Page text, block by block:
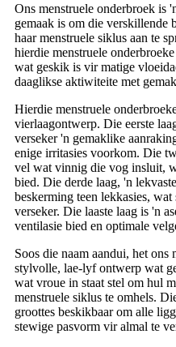
Ons menstruele onderbroek is
gemaak is om die verskillende
haar menstruele siklus aan te
hierdie menstruele
wat geskik is vir matige
daaglikse aktiwiteite met
Hierdie menstruele
vierlaagontwerp. Die eerste
verseker 'n gemaklike
enige irritasies voorkom. Die
vel wat vinnig die vog insluit,
bied. Die derde laag, 'n
beskerming teen lekkasies,
verseker. Die laaste laag is 'n
ventilasie bied en optimale
Soos die naam aandui, het ons
stylvolle, lae-lyf ontwerp wat
wat vroue in staat stel om hul
menstruele siklus te omhels.
groottes beskikbaar om alle
stewige pasvorm vir almal te